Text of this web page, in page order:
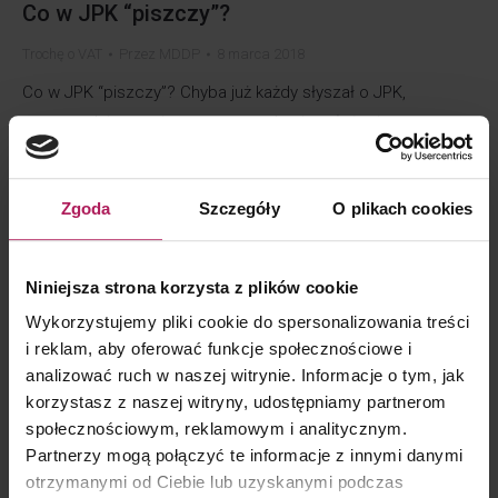
Zgoda Szczegóły O plikach cookies
Niniejsza strona korzysta z plików cookie
Wykorzystujemy pliki cookie do spersonalizowania treści
i reklam, aby oferować funkcje społecznościowe i
analizować ruch w naszej witrynie. Informacje o tym, jak
korzystasz z naszej witryny, udostępniamy partnerom
społecznościowym, reklamowym i analitycznym.
Partnerzy mogą połączyć te informacje z innymi danymi
otrzymanymi od Ciebie lub uzyskanymi podczas
Co w JPK “piszczy”?
Co w JPK “piszczy”? Chyba już każdy słyszał o JPK,
a w zasadzie prawie wszyscy podatnicy złożenie
pierwszych JPK_VAT mają już za sobą – oczywiście czynni
podatnicy VAT, którzy tego nie zrobili powinni to zrobić jak
najszybciej. O ile sam proces przesłania JPK sprowadza się
do jednego kliknięcia to już przygotowanie właściwego pliku
dzięki skomplikowanym i złożonym systemom podatkowo-
księgowym przy współpracy…
Mechanizm kół zębatych czyli podzielona
płatność w VAT
Przez Janina Fornalik 7 marca 2018